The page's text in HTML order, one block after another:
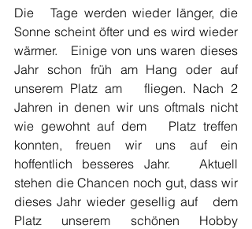
Die   Tage werden wieder länger, die
Sonne scheint öfter und es wird wieder
wärmer.   Einige von uns waren dieses
Jahr schon früh am Hang oder auf
unserem Platz am   fliegen. Nach 2
Jahren in denen wir uns oftmals nicht
wie gewohnt auf dem   Platz treffen
konnten, freuen wir uns auf ein
hoffentlich besseres Jahr.   Aktuell
stehen die Chancen noch gut, dass wir
dieses Jahr wieder gesellig auf   dem
Platz unserem schönen Hobby